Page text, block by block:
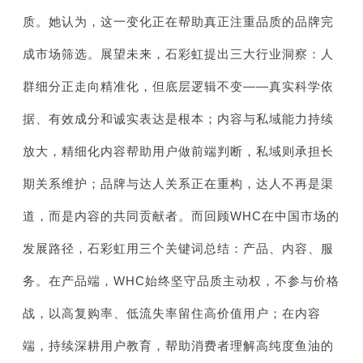
质。她认为，这一变化正在帮助真正注重品质的品牌完
成市场筛选。展望未来，石彩虹提出三大行业洞察：人
群细分正走向精准化，但底层逻辑不变——真实科学依
据、有效成分和诚实表达是根本；内容与私域能力持续
放大，精细化内容帮助用户做前端判断，私域则承担长
期关系维护；品牌与达人关系正在重构，达人不再是渠
道，而是内容的共同贡献者。而回顾WHC在中国市场的
发展路径，石彩虹用三个关键词总结：产品、内容、服
务。在产品端，WHC始终坚守品质主动权，不参与价格
战，以高复购率、低流失率留住高价值用户；在内容
端，持续深耕用户教育，帮助消费者理解高纯度鱼油的